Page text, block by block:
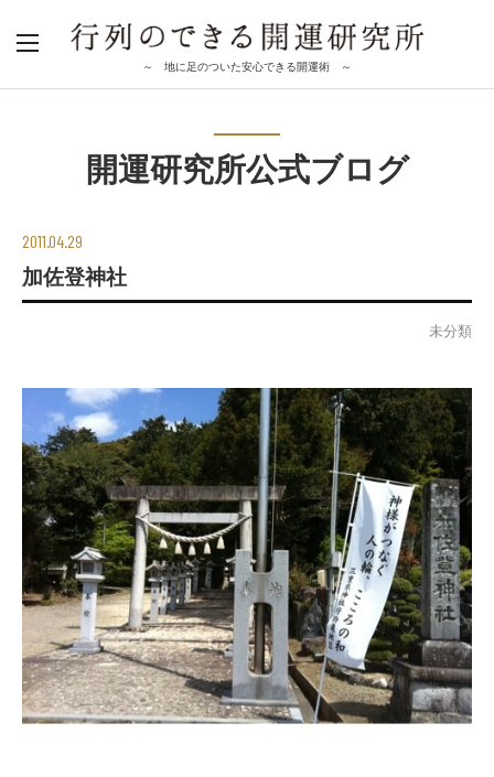
～ 地に足のついた安心できる開運術 ～
開運研究所公式ブログ
2011.04.29
加佐登神社
未分類